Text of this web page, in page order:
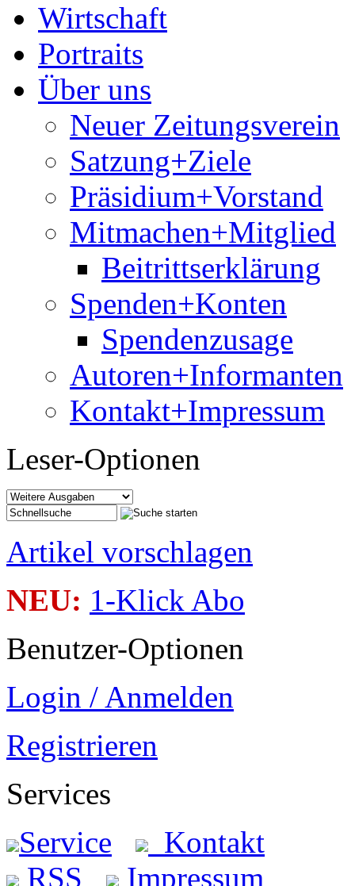
Wirtschaft
Portraits
Über uns
Neuer Zeitungsverein
Satzung+Ziele
Präsidium+Vorstand
Mitmachen+Mitglied
Beitrittserklärung
Spenden+Konten
Spendenzusage
Autoren+Informanten
Kontakt+Impressum
Leser-Optionen
Artikel vorschlagen
NEU: 1-Klick Abo
Benutzer-Optionen
Login / Anmelden
Registrieren
Services
Service
Kontakt
RSS
Impressum